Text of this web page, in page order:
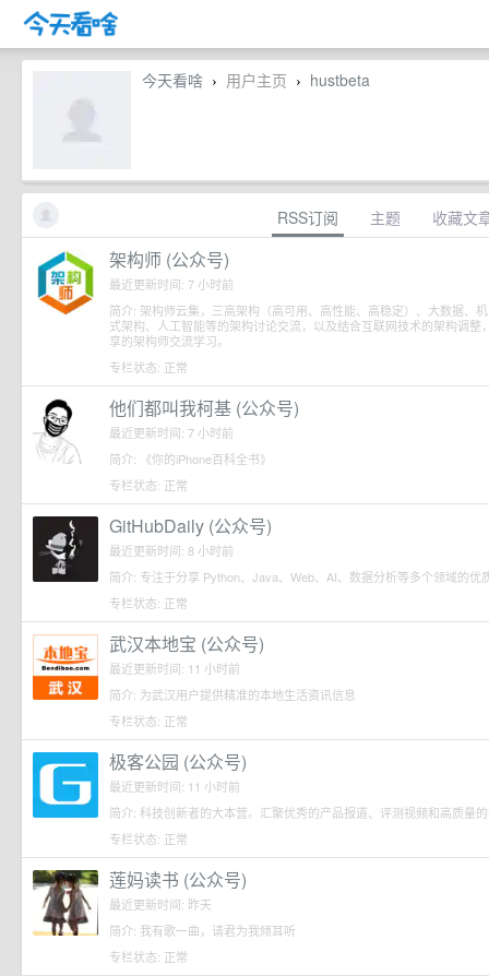
今天看啥 › 用户主页 › hustbeta
RSS订阅 主题 收藏文
架构师 (公众号)
最近更新时间: 7 小时前
简介: 架构师云集，三高架构（高可用、高性能、高稳定）、大数据、
式架构、人工智能等的架构讨论交流，以及结合互联网技术的架构调
享的架构师交流学习。
专栏状态: 正常
他们都叫我柯基 (公众号)
最近更新时间: 7 小时前
简介: 《你的iPhone百科全书》
专栏状态: 正常
GitHubDaily (公众号)
最近更新时间: 8 小时前
简介: 专注于分享 Python、Java、Web、AI、数据分析等多个领域的
专栏状态: 正常
武汉本地宝 (公众号)
最近更新时间: 11 小时前
简介: 为武汉用户提供精准的本地生活资讯信息
专栏状态: 正常
极客公园 (公众号)
最近更新时间: 11 小时前
简介: 科技创新者的大本营。汇聚优秀的产品报道、评测视频和高质量
专栏状态: 正常
莲妈读书 (公众号)
最近更新时间: 昨天
简介: 我有歌一曲，请君为我倾耳听
专栏状态: 正常